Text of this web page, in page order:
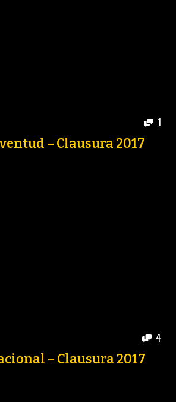
1
– Clausura 2017
4
– Clausura 2017